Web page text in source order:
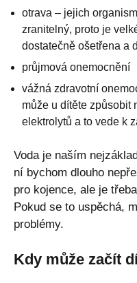
otrava – jejich
zranitelný, proto je
dostatečně ošetřena a
průjmová onemocnění
vážná zdravotní
může u dítěte způsobit
elektrolytů a to vede k
Voda je naším
ní bychom dlouho
pro kojence, ale je
Pokud se to uspěchá,
problémy.
Kdy může začít